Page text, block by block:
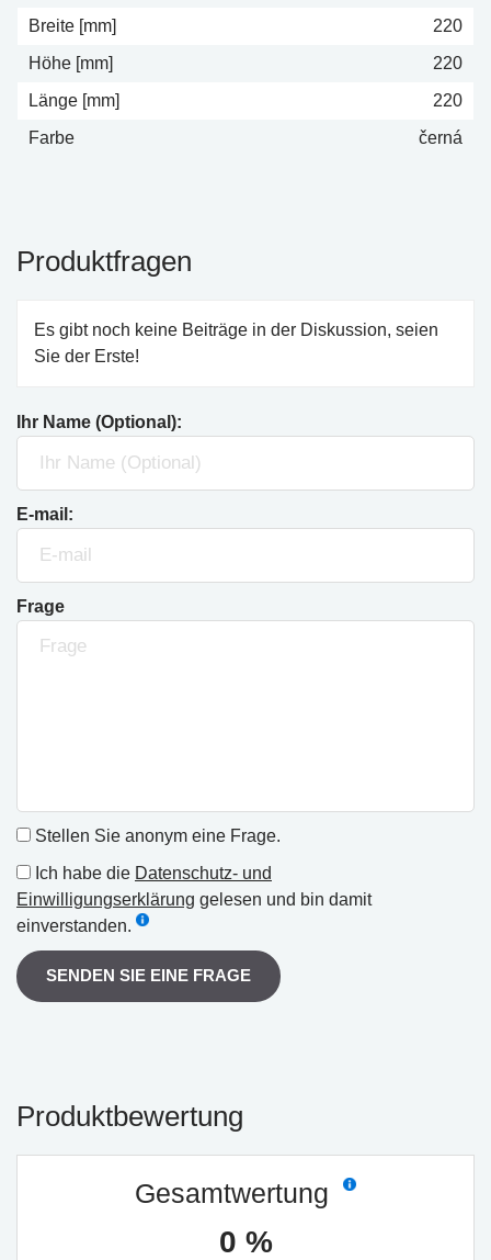
Breite [mm]
220
Höhe [mm]
220
Länge [mm]
220
Farbe
černá
Produktfragen
Es gibt noch keine Beiträge in der Diskussion, seien
Sie der Erste!
Ihr Name (Optional):
E-mail:
Frage
Stellen Sie anonym eine Frage.
Ich habe die Datenschutz- und
Einwilligungserklärung gelesen und bin damit
einverstanden.
SENDEN SIE EINE FRAGE
Produktbewertung
Gesamtwertung
0 %